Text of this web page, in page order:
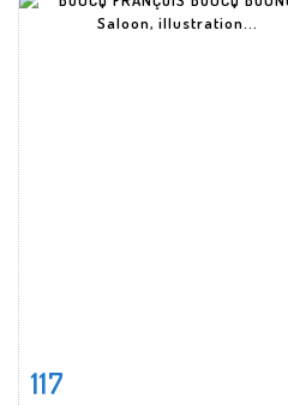
Fiche détaillée
117